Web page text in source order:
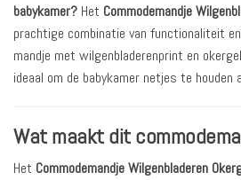
babykamer? Het Commodemandje
prachtige combinatie van functionaliteit
mandje met wilgenbladerenprint en
ideaal om de babykamer netjes te houden
Wat maakt dit
Het Commodemandje Wilgenbladeren